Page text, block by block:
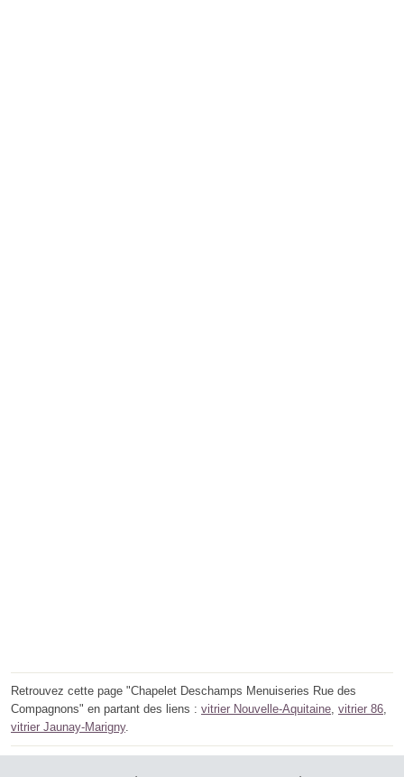
Retrouvez cette page "Chapelet Deschamps Menuiseries Rue des
Compagnons" en partant des liens : vitrier Nouvelle-Aquitaine, vitrier 86,
vitrier Jaunay-Marigny.